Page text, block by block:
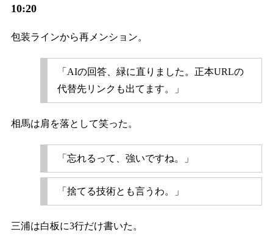
10:20
包装ラインから再メンション。
「AIの回答、緑に直りました。正本URLの
代替先リンクも出てます。」
相馬は肩を落として笑った。
「忘れるって、強いですね。」
「捨てる技術とも言うわ。」
三浦は白板に3行だけ書いた。